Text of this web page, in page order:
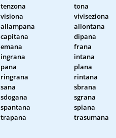
tenzona
tona
visiona
viviseziona
allampana
allontana
capitana
dipana
emana
frana
ingrana
intana
pana
plana
ringrana
rintana
sana
sbrana
sdogana
sgrana
spantana
spiana
trapana
trasumana